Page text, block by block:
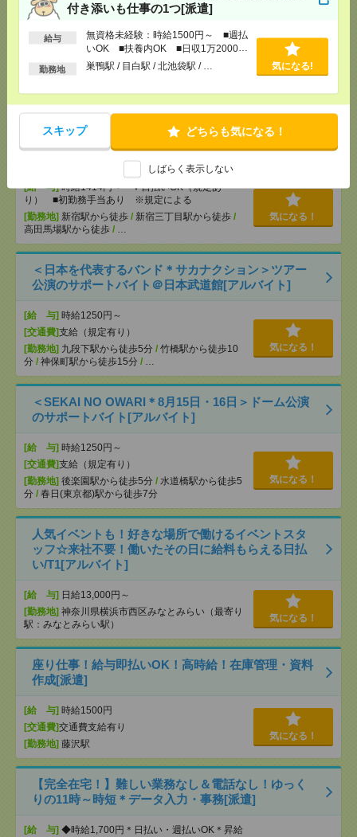
付き添いも仕事の1つ[派遣]
給与
無資格未経験：時給1500円～ ■週払
いOK ■扶養内OK ■日収1万2000円
以上
勤務地 巣鴨駅 / 目白駅 / 北池袋駅 / … 気になる!
スキップ どちらも気になる！
しばらく表示しない
時給2600円＊ほぼ在宅！週3～4日＆16時迄OK！補助
金申請のサポート業務[派遣]
時給2600円
[交通費]全額支給
【シフト自由・現金手渡しOK】iPhoneなどスマホの
[給 与]時給1414円～ ▼日払いOK（規定あ
り） ■初勤務手当あり ※規定による
[勤務地] 新宿駅から徒歩 / 新宿三丁目駅から徒歩 /
高田馬場駅から徒歩 /
気になる！
＜日本を代表するバンド＊サカナクション＞ツアー
公演のサポートバイト＠日本武道館[アルバイト]
[給 与] 時給1250円～
[交通費]支給（規定有り）
[勤務地] 九段下駅から徒歩5分 / 竹橋駅から徒歩10
分 / 神保町駅から徒歩15分 /
気になる！
＜SEKAI NO OWARI＊8月15日・16日＞ドーム公演
のサポートバイト[アルバイト]
[給 与] 時給1250円～
[交通費]支給（規定有り）
[勤務地] 後楽園駅から徒歩5分 / 水道橋駅から徒歩5
分 / 春日(東京都)駅から徒歩7分
気になる！
人気イベントも！好きな場所で働けるイベントスタ
ッフ☆来社不要！働いたその日に給料もらえる日払
い/T1[アルバイト]
[給 与] 日給13,000円～
[勤務地] 神奈川県横浜市西区みなとみらい（最寄り
駅：みなとみらい駅）
気になる！
座り仕事！給与即払いOK！高時給！在庫管理・資料
作成[派遣]
[給 与] 時給1500円
[交通費]交通費支給有り
[勤務地] 藤沢駅
気になる！
【完全在宅！】難しい業務なし＆電話なし！ゆっく
りの11時～時短＊データ入力・事務[派遣]
[給 与] ◆時給1,700円＊日払い・週払いOK＊昇給